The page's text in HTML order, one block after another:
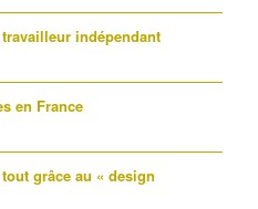
indépendant
en France
grâce au « design